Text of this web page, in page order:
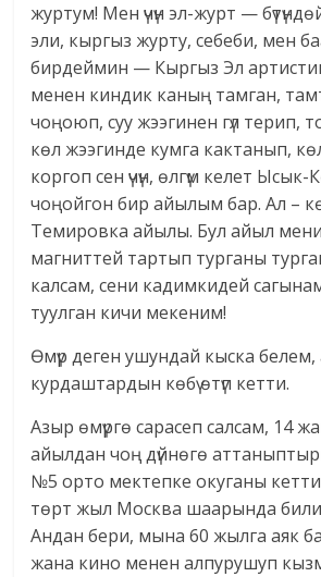
журтум! Мен үчүн эл-журт —
эли, кыргыз журту, себеби, мен
бирдеймин — Кыргыз Эл
менен киндик каның тамган,
чоңоюп, суу жээгинен гүл терип,
көл жээгинде кумга кактанып,
коргоп сен үчүн, өлгүм келет
чоңойгон бир айылым бар. Ал –
Темировка айылы. Бул айыл мени
магниттей тартып турганы
калсам, сени кадимкидей
туулган кичи мекеним!
Өмүр деген ушундай кыска
курдаштардын көбү өтүп кетти.
Азыр өмүргө сарасеп салсам, 14
айылдан чоң дүйнөгө
№5 орто мектепке окуганы
төрт жыл Москва шаарында
Андан бери, мына 60 жылга аяк
жана кино менен алпурушуп